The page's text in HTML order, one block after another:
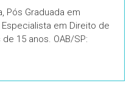
Pós Graduada em
em Direito de
15 anos. OAB/SP: